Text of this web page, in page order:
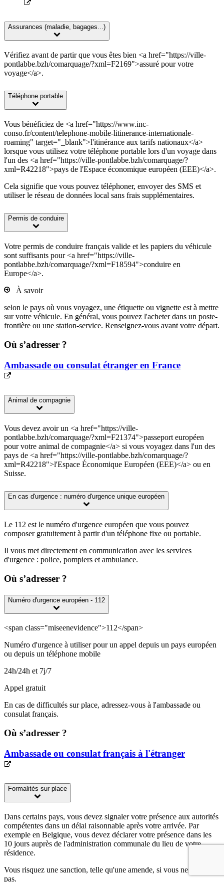
Assurances (maladie, bagages...)
Vérifiez avant de partir que vous êtes bien <a href="https://ville-
pontlabbe.bzh/comarquage/?xml=F2169">assuré pour votre
voyage</a>.
Téléphone portable
Vous bénéficiez de <a href="https://www.inc-
conso.fr/content/telephone-mobile-litinerance-internationale-
roaming" target="_blank">l'itinérance aux tarifs nationaux</a>
lorsque vous utilisez votre téléphone portable lors d'un voyage dans
l'un des <a href="https://ville-pontlabbe.bzh/comarquage/?
xml=R42218">pays de l'Espace économique européen (EEE)</a>.
Cela signifie que vous pouvez téléphoner, envoyer des SMS et
utiliser le réseau de données local sans frais supplémentaires.
Permis de conduire
Votre permis de conduire français valide et les papiers du véhicule
sont suffisants pour <a href="https://ville-
pontlabbe.bzh/comarquage/?xml=F18594">conduire en
Europe</a>.
À savoir
selon le pays où vous voyagez, une étiquette ou vignette est à mettre
sur votre véhicule. En général, vous pouvez l'acheter dans un poste-
frontière ou une station-service. Renseignez-vous avant votre départ.
Où s’adresser ?
Ambassade ou consulat étranger en France
Animal de compagnie
Vous devez avoir un <a href="https://ville-
pontlabbe.bzh/comarquage/?xml=F21374">passeport européen
pour votre animal de compagnie</a> si vous voyagez dans l'un des
pays de <a href="https://ville-pontlabbe.bzh/comarquage/?
xml=R42218">l'Espace Économique Européen (EEE)</a> ou en
Suisse.
En cas d'urgence : numéro d'urgence unique européen
Le 112 est le numéro d'urgence européen que vous pouvez
composer gratuitement à partir d'un téléphone fixe ou portable.
Il vous met directement en communication avec les services
d'urgence : police, pompiers et ambulance.
Où s’adresser ?
Numéro d'urgence européen - 112
<span class="miseenevidence">112</span>
Numéro d'urgence à utiliser pour un appel depuis un pays européen
ou depuis un téléphone mobile
24h/24h et 7j/7
Appel gratuit
En cas de difficultés sur place, adressez-vous à l'ambassade ou
consulat français.
Où s’adresser ?
Ambassade ou consulat français à l'étranger
Formalités sur place
Dans certains pays, vous devez signaler votre présence aux autorités
compétentes dans un délai raisonnable après votre arrivée. Par
exemple en Belgique, vous devez déclarer votre présence dans les
10 jours auprès de l'administration communale du lieu de votre
résidence.
Vous risquez une sanction, telle qu'une amende, si vous ne le faites
pas.